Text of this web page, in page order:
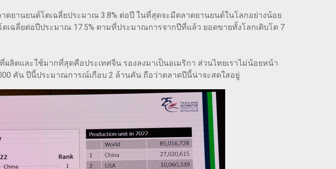
านยนต์โตเฉลี่ยประมาณ 3.8% ต่อปี ในที่สุดจะมีตลาดยานยนต์ในโลกอย่างน้อย
เฉลี่ยต่อปีประมาณ 17.5% ตามที่ประมาณการจากปีที่แล้ว ยอดขายทั้งโลกเติบโต 7
ลิตและใช้มากที่สุดคือประเทศจีน รองลงมาเป็นอเมริกา ส่วนไทยเราไม่น้อยหน้า
คัน ปีนี้ประมาณการณ์เกือบ 2 ล้านคัน ถือว่าตลาดปีนี้น่าจะสดใสอยู่